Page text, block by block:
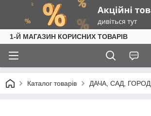
1-Й МАГАЗИН КОРИСНИХ ТОВАРІВ
Каталог товарів ДАЧА, САД, ГОРОД